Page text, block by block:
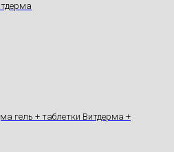
гель + таблетки Витдерма +